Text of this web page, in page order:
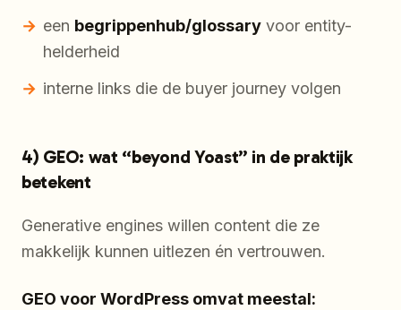
een begrippenhub/glossary voor entity-
helderheid
interne links die de buyer journey volgen
4) GEO: wat “beyond Yoast” in de praktijk
betekent
Generative engines willen content die ze
makkelijk kunnen uitlezen én vertrouwen.
GEO voor WordPress omvat meestal: